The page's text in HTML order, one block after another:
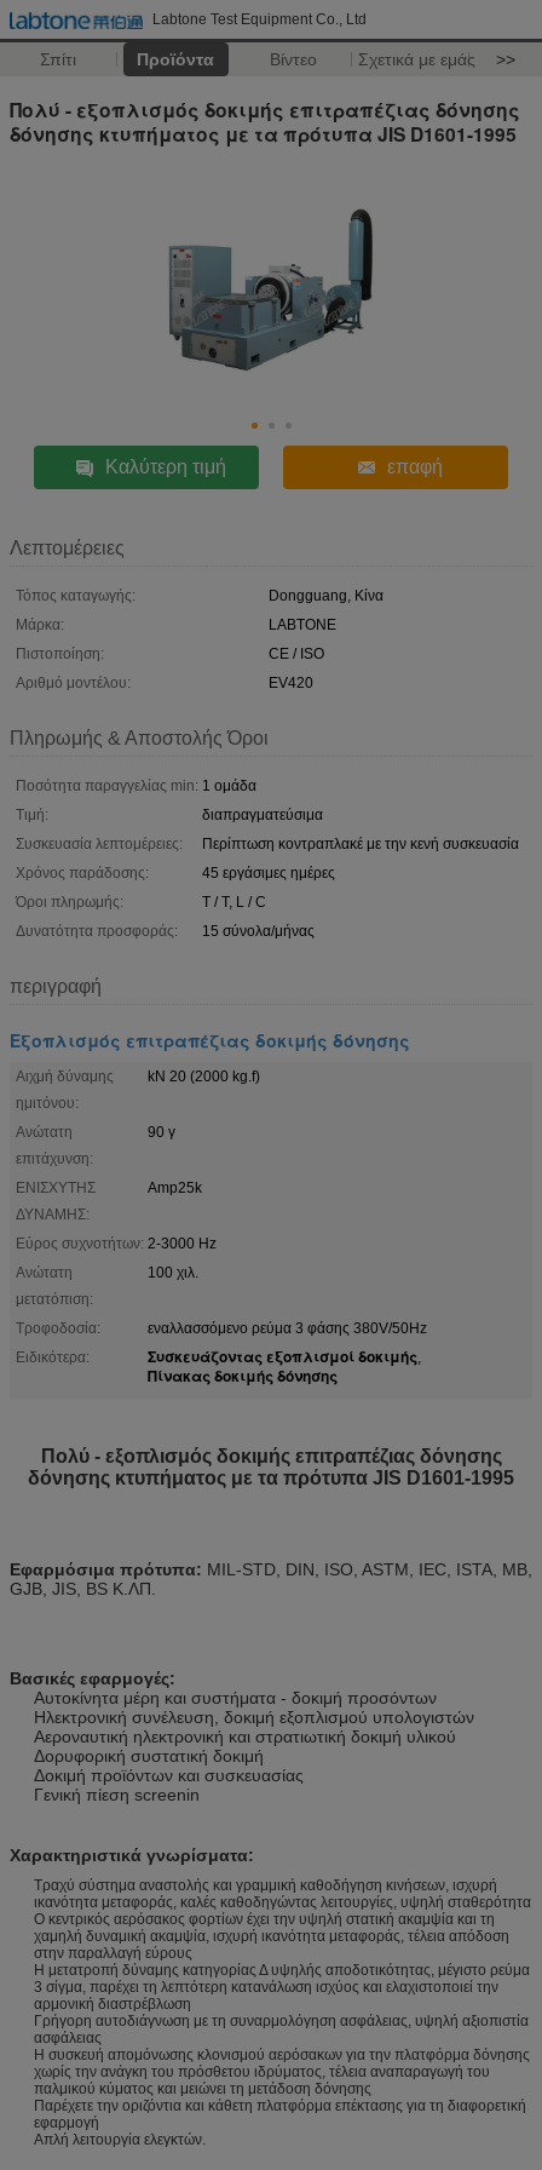
Labtone Test Equipment Co., Ltd
Σπίτι Προϊόντα Βίντεο Σχετικά με εμάς >>
Πολύ - εξοπλισμός δοκιμής επιτραπέζιας δόνησης
δόνησης κτυπήματος με τα πρότυπα JIS D1601-1995
Καλύτερη τιμή επαφή
Λεπτομέρειες
Τόπος καταγωγής:
Dongguang, Κίνα
Μάρκα:
LABTONE
Πιστοποίηση:
CE / ISO
Αριθμό μοντέλου:
EV420
Πληρωμής & Αποστολής Όροι
Ποσότητα παραγγελίας min: 1 ομάδα
Τιμή:
διαπραγματεύσιμα
Συσκευασία λεπτομέρειες:
Περίπτωση κοντραπλακέ με την κενή συσκευασία
Χρόνος παράδοσης:
45 εργάσιμες ημέρες
Όροι πληρωμής:
T / T, L / C
Δυνατότητα προσφοράς:
15 σύνολα/μήνας
περιγραφή
Εξοπλισμός επιτραπέζιας δοκιμής δόνησης
Αιχμή δύναμης
ημιτόνου:
kN 20 (2000 kg.f)
Ανώτατη
επιτάχυνση:
90 γ
ΕΝΙΣΧΥΤΗΣ
ΔΥΝΑΜΗΣ:
Amp25k
Εύρος συχνοτήτων: 2-3000 Hz
Ανώτατη
μετατόπιση:
100 χιλ.
Τροφοδοσία:
εναλλασσόμενο ρεύμα 3 φάσης 380V/50Hz
Ειδικότερα:
Συσκευάζοντας εξοπλισμοί δοκιμής,
Πίνακας δοκιμής δόνησης
Πολύ - εξοπλισμός δοκιμής επιτραπέζιας δόνησης
δόνησης κτυπήματος με τα πρότυπα JIS D1601-1995
Εφαρμόσιμα πρότυπα: MIL-STD, DIN, ISO, ASTM, IEC, ISTA, ΜΒ,
GJB, JIS, BS Κ.ΛΠ.
Βασικές εφαρμογές:
Αυτοκίνητα μέρη και συστήματα - δοκιμή προσόντων
Ηλεκτρονική συνέλευση, δοκιμή εξοπλισμού υπολογιστών
Αεροναυτική ηλεκτρονική και στρατιωτική δοκιμή υλικού
Δορυφορική συστατική δοκιμή
Δοκιμή προϊόντων και συσκευασίας
Γενική πίεση screenin
Χαρακτηριστικά γνωρίσματα:
Τραχύ σύστημα αναστολής και γραμμική καθοδήγηση κινήσεων, ισχυρή
ικανότητα μεταφοράς, καλές καθοδηγώντας λειτουργίες, υψηλή σταθερότητα
Ο κεντρικός αερόσακος φορτίων έχει την υψηλή στατική ακαμψία και τη
χαμηλή δυναμική ακαμψία, ισχυρή ικανότητα μεταφοράς, τέλεια απόδοση
στην παραλλαγή εύρους
Η μετατροπή δύναμης κατηγορίας Δ υψηλής αποδοτικότητας, μέγιστο ρεύμα
3 σίγμα, παρέχει τη λεπτότερη κατανάλωση ισχύος και ελαχιστοποιεί την
αρμονική διαστρέβλωση
Γρήγορη αυτοδιάγνωση με τη συναρμολόγηση ασφάλειας, υψηλή αξιοπιστία
ασφάλειας
Η συσκευή απομόνωσης κλονισμού αερόσακων για την πλατφόρμα δόνησης
χωρίς την ανάγκη του πρόσθετου ιδρύματος, τέλεια αναπαραγωγή του
παλμικού κύματος και μειώνει τη μετάδοση δόνησης
Παρέχετε την οριζόντια και κάθετη πλατφόρμα επέκτασης για τη διαφορετική
εφαρμογή
Απλή λειτουργία ελεγκτών.